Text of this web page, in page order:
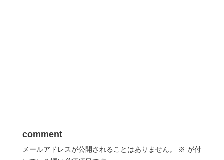
comment
メールアドレスが公開されることはありません。 ※ が付